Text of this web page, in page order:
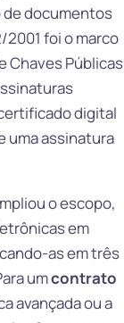
de documentos
foi o marco
Chaves Públicas
digital
uma assinatura
o escopo,
em
as em três
umcontrato
avançada ou a